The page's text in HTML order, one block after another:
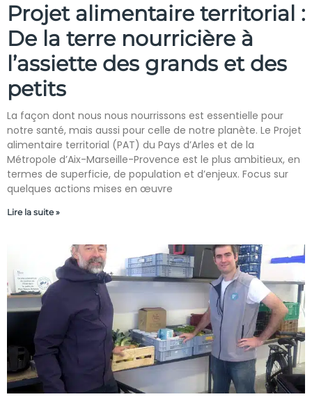
Projet alimentaire territorial :
De la terre nourricière à
l’assiette des grands et des
petits
La façon dont nous nous nourrissons est essentielle pour
notre santé, mais aussi pour celle de notre planète. Le Projet
alimentaire territorial (PAT) du Pays d’Arles et de la
Métropole d’Aix-Marseille-Provence est le plus ambitieux, en
termes de superficie, de population et d’enjeux. Focus sur
quelques actions mises en œuvre
Lire la suite »